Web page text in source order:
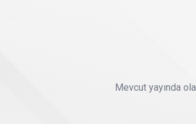
Mevcut yayında